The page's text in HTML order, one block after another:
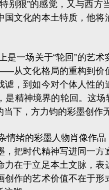
别狠”的感觉，又与西
国文化的本土特质，他
场关于“轮回”的艺术
从文化格局的重构到价
谑，到如今对个体人性
精神境界的轮回。这
下，方力钧的彩墨创作
的彩墨人物肖像作品
，把时代精神写进同一
力在于立足本土文脉，
创作的艺术价值不在于